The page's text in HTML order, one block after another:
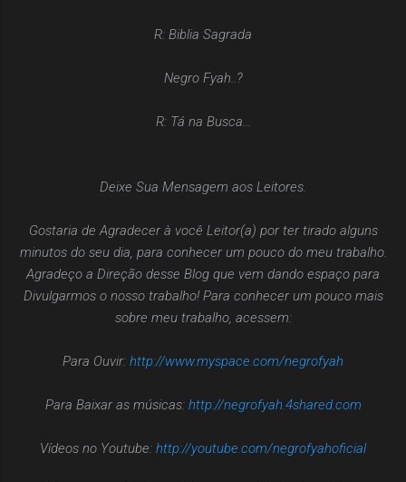
R: Biblia Sagrada
Negro Fyah..?
R: Tá na Busca...
Deixe Sua Mensagem aos Leitores.
Gostaria de Agradecer à você Leitor(a) por ter tirado alguns
minutos do seu dia, para conhecer um pouco do meu trabalho.
Agradeço a Direção desse Blog que vem dando espaço para
Divulgarmos o nosso trabalho! Para conhecer um pouco mais
sobre meu trabalho, acessem:
Para Ouvir: http://www.myspace.com/negrofyah
Para Baixar as músicas: http://negrofyah.4shared.com
Vídeos no Youtube: http://youtube.com/negrofyahoficial